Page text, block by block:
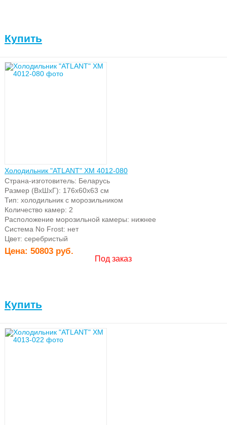
Купить
Холодильник "ATLANT" ХМ 4012-080
Страна-изготовитель: Беларусь
Размер (ВхШхГ): 176х60х63 см
Тип: холодильник с морозильником
Количество камер: 2
Расположение морозильной камеры: нижнее
Система No Frost: нет
Цвет: серебристый
Цена: 50803 руб.
Под заказ
Купить